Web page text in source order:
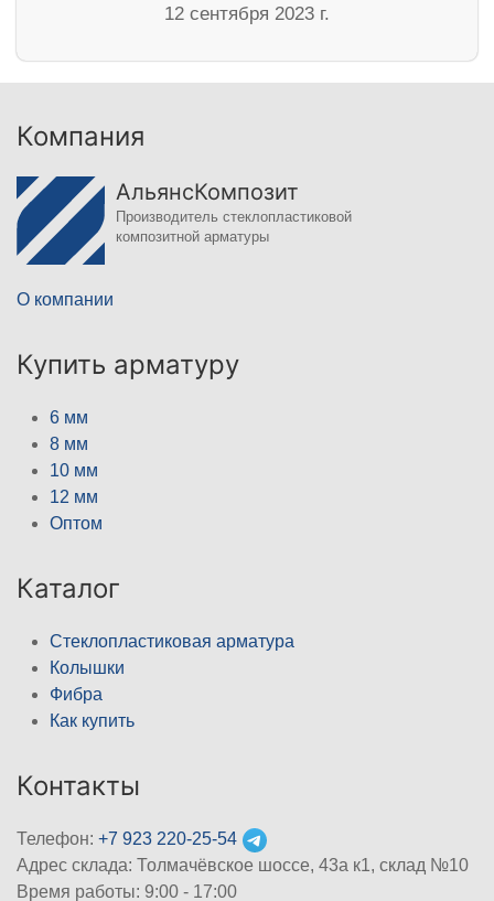
12 сентября 2023 г.
Компания
АльянсКомпозит
Производитель стеклопластиковой
композитной арматуры
О компании
Купить арматуру
6 мм
8 мм
10 мм
12 мм
Оптом
Каталог
Стеклопластиковая арматура
Колышки
Фибра
Как купить
Контакты
Телефон: +7 923 220-25-54
Адрес склада: Толмачёвское шоссе, 43а к1, склад №10
Время работы: 9:00 - 17:00